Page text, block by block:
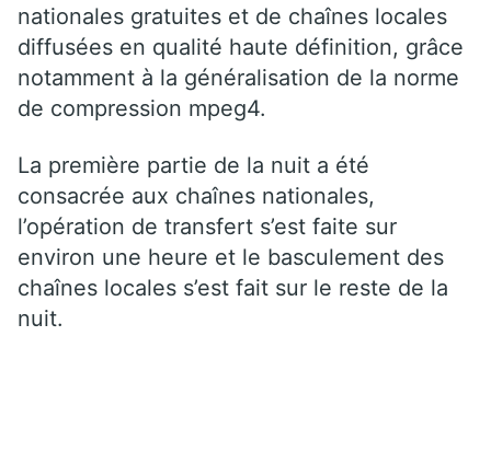
nationales gratuites et de chaînes locales
diffusées en qualité haute définition, grâce
notamment à la généralisation de la norme
de compression mpeg4.
La première partie de la nuit a été
consacrée aux chaînes nationales,
l’opération de transfert s’est faite sur
environ une heure et le basculement des
chaînes locales s’est fait sur le reste de la
nuit.